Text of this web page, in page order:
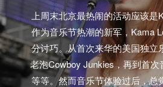
上周末北京最热闹的活动应该
作为音乐节热潮的新军，Kama
分讨巧。从首次来华的美国独立
老泡Cowboy Junkies，再到首
等等。然而音乐节体验过后，总